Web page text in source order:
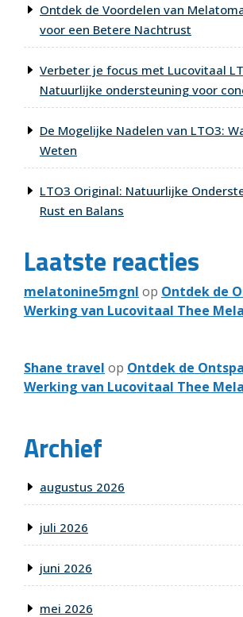
Ontdek de Voordelen van
voor een Betere Nachtrust
Verbeter je focus met Lucovitaal
Natuurlijke ondersteuning voor
De Mogelijke Nadelen van LTO3:
Weten
LTO3 Original: Natuurlijke
Rust en Balans
Laatste reacties
melatonine5mgnl op Ontdek de
Werking van Lucovitaal Thee
Shane travel op Ontdek de
Werking van Lucovitaal Thee
Archief
augustus 2026
juli 2026
juni 2026
mei 2026